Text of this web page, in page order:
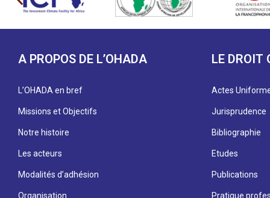
A PROPOS DE L’OHADA
L’OHADA en bref
Missions et Objectifs
Notre histoire
Les acteurs
Modalités d’adhésion
Organisation
LE DROIT
Actes
Jurisprudence
Bibliographie
Etudes
Publications
Pratique